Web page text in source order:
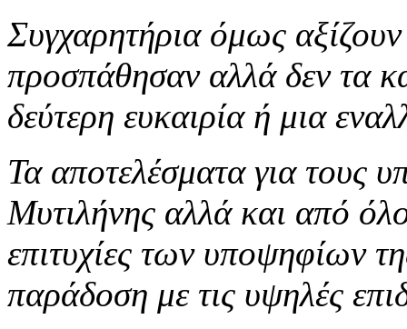
Συγχαρητήρια όμως
προσπάθησαν αλλά δεν τα
δεύτερη ευκαιρία ή μια
Τα αποτελέσματα για τους
Μυτιλήνης αλλά και από
επιτυχίες των υποψηφίων
παράδοση με τις υψηλές